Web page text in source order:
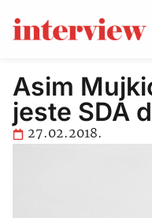
Asim
jeste SDA
27.02.2018.